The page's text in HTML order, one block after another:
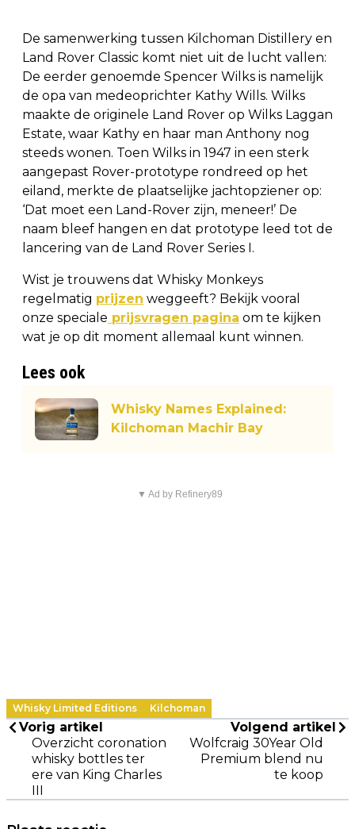
De samenwerking tussen Kilchoman Distillery en
Land Rover Classic komt niet uit de lucht vallen:
De eerder genoemde Spencer Wilks is namelijk
de opa van medeoprichter Kathy Wills. Wilks
maakte de originele Land Rover op Wilks Laggan
Estate, waar Kathy en haar man Anthony nog
steeds wonen. Toen Wilks in 1947 in een sterk
aangepast Rover-prototype rondreed op het
eiland, merkte de plaatselijke jachtopziener op:
‘Dat moet een Land-Rover zijn, meneer!’ De
naam bleef hangen en dat prototype leed tot de
lancering van de Land Rover Series I.
Wist je trouwens dat Whisky Monkeys
regelmatig prijzen weggeeft? Bekijk vooral
onze speciale prijsvragen pagina om te kijken
wat je op dit moment allemaal kunt winnen.
Lees ook
Whisky Names Explained:
Kilchoman Machir Bay
▼ Ad by Refinery89
Whisky Limited Editions Kilchoman
Vorig artikel
Overzicht coronation
whisky bottles ter
ere van King Charles
III
Volgend artikel
Wolfcraig 30Year Old
Premium blend nu
te koop